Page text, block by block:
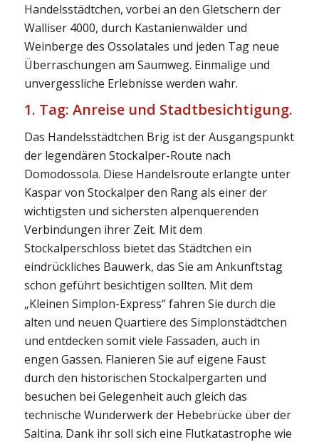
Handelsstädtchen, vorbei an den Gletschern der
Walliser 4000, durch Kastanienwälder und
Weinberge des Ossolatales und jeden Tag neue
Überraschungen am Saumweg. Einmalige und
unvergessliche Erlebnisse werden wahr.
1. Tag: Anreise und Stadtbesichtigung.
Das Handelsstädtchen Brig ist der Ausgangspunkt
der legendären Stockalper-Route nach
Domodossola. Diese Handelsroute erlangte unter
Kaspar von Stockalper den Rang als einer der
wichtigsten und sichersten alpenquerenden
Verbindungen ihrer Zeit. Mit dem
Stockalperschloss bietet das Städtchen ein
eindrückliches Bauwerk, das Sie am Ankunftstag
schon geführt besichtigen sollten. Mit dem
„Kleinen Simplon-Express“ fahren Sie durch die
alten und neuen Quartiere des Simplonstädtchen
und entdecken somit viele Fassaden, auch in
engen Gassen. Flanieren Sie auf eigene Faust
durch den historischen Stockalpergarten und
besuchen bei Gelegenheit auch gleich das
technische Wunderwerk der Hebebrücke über der
Saltina. Dank ihr soll sich eine Flutkatastrophe wie